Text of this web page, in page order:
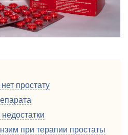
простату
при терапии простаты